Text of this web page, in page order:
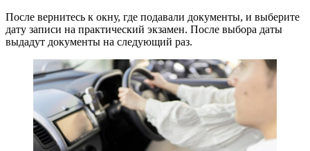
После вернитесь к окну, где подавали документы, и выберите
дату записи на практический экзамен. После выбора даты
выдадут документы на следующий раз.